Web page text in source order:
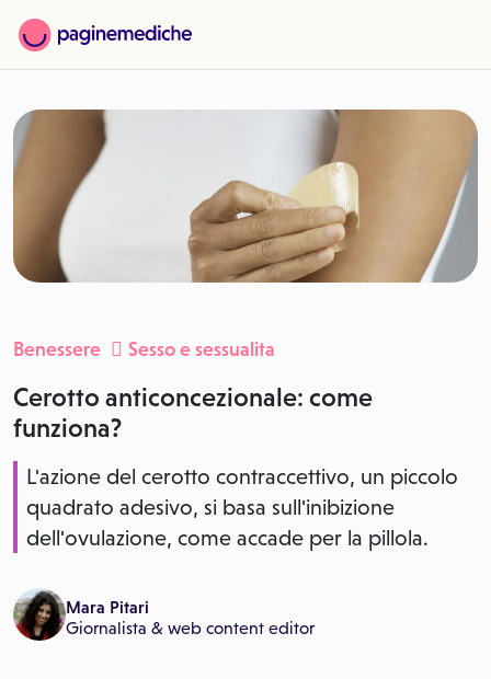
Benessere Sesso e sessualita
Cerotto anticoncezionale: come
funziona?
L'azione del cerotto contraccettivo, un piccolo
quadrato adesivo, si basa sull'inibizione
dell'ovulazione, come accade per la pillola.
Mara Pitari
Giornalista & web content editor